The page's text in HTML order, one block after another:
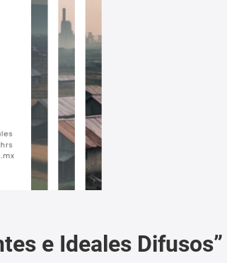
e Ideales Difusos”